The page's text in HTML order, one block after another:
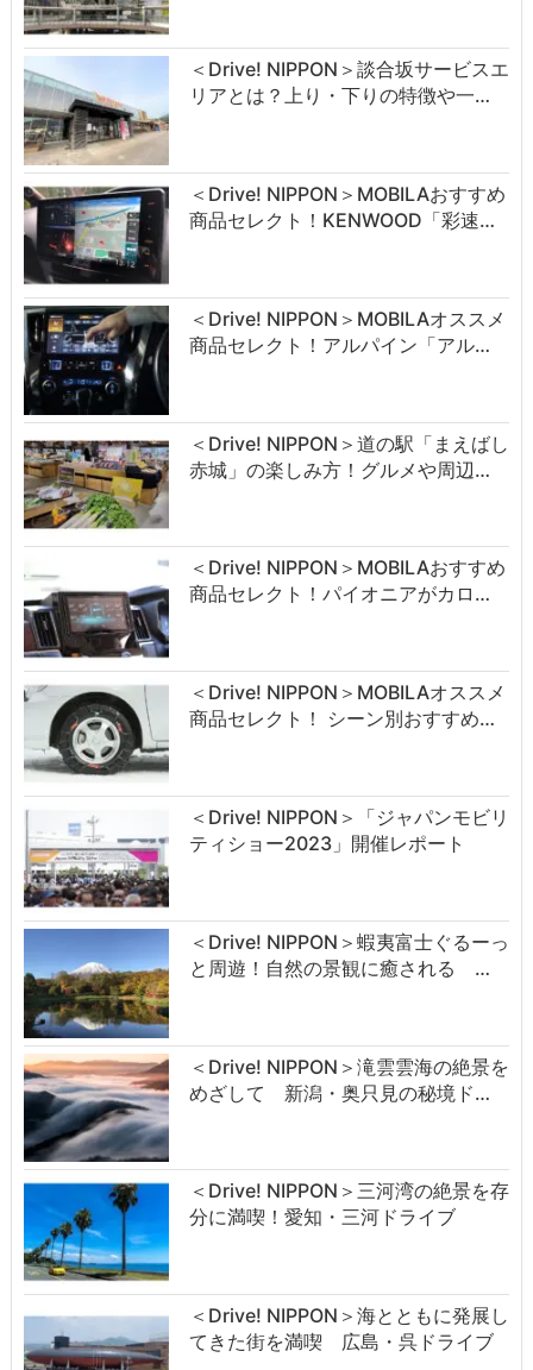
＜Drive! NIPPON＞談合坂サービスエ
リアとは？上り・下りの特徴や一…
＜Drive! NIPPON＞MOBILAおすすめ
商品セレクト！KENWOOD「彩速…
＜Drive! NIPPON＞MOBILAオススメ
商品セレクト！アルパイン「アル…
＜Drive! NIPPON＞道の駅「まえばし
赤城」の楽しみ方！グルメや周辺…
＜Drive! NIPPON＞MOBILAおすすめ
商品セレクト！パイオニアがカロ…
＜Drive! NIPPON＞MOBILAオススメ
商品セレクト！ シーン別おすすめ…
＜Drive! NIPPON＞「ジャパンモビリ
ティショー2023」開催レポート
＜Drive! NIPPON＞蝦夷富士ぐるーっ
と周遊！自然の景観に癒される …
＜Drive! NIPPON＞滝雲雲海の絶景を
めざして 新潟・奥只見の秘境ド…
＜Drive! NIPPON＞三河湾の絶景を存
分に満喫！愛知・三河ドライブ
＜Drive! NIPPON＞海とともに発展し
てきた街を満喫 広島・呉ドライブ